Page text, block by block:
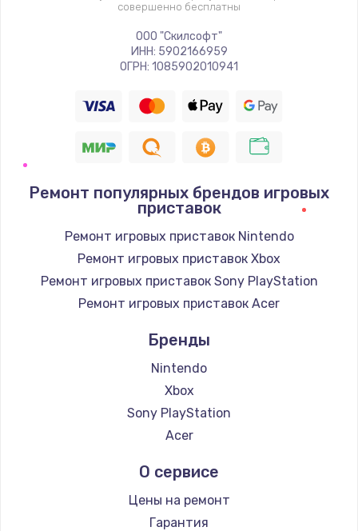
совершенно бесплатны
ООО "Скилсофт"
ИНН: 5902166959
ОГРН: 1085902010941
Ремонт популярных брендов игровых
приставок
Ремонт игровых приставок Nintendo
Ремонт игровых приставок Xbox
Ремонт игровых приставок Sony PlayStation
Ремонт игровых приставок Acer
Бренды
Nintendo
Xbox
Sony PlayStation
Acer
О сервисе
Цены на ремонт
Гарантия